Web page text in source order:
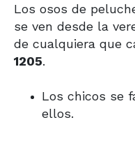
Los osos de
se ven desde la
de cualquiera que
1205.
Los chicos se
ellos.